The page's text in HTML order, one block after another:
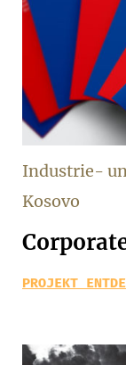
Industrie-
Kosovo
PROJEKT